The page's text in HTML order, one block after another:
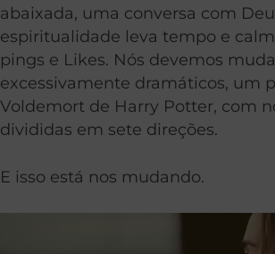
abaixada, uma conversa com
espiritualidade leva tempo e
pings e Likes. Nós devemos
excessivamente dramáticos, um
Voldemort de Harry Potter, com
divididas em sete direções.
E isso está nos mudando.